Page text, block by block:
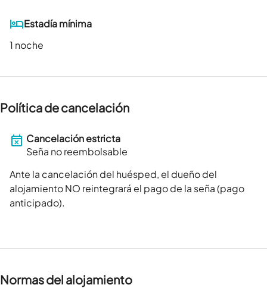
Estadía mínima
1 noche
Política de cancelación
Cancelación estricta
Seña no reembolsable
Ante la cancelación del huésped, el dueño del
alojamiento NO reintegrará el pago de la seña (pago
anticipado).
Normas del alojamiento